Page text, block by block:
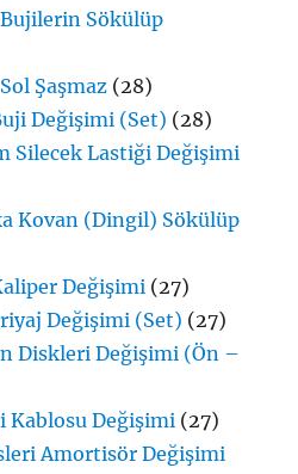
Sökülüp
Şaşmaz (28)
Değişimi (Set) (28)
Silecek Lastiği Değişimi
Kovan (Dingil) Sökülüp
Değişimi (27)
Değişimi (Set) (27)
Diskleri Değişimi (Ön –
Kablosu Değişimi (27)
Amortisör Değişimi